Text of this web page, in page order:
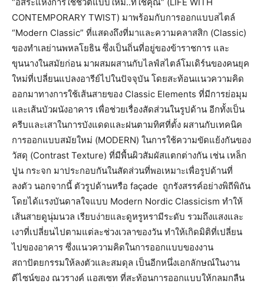
CONTEMPORARY TWIST) มาพร้อมกับการออกแบบสไตล์
“Modern Classic” ที่แสดงถึงที่มาและความคลาสสิก (Classic)
ของทำเลย่านพหลโยธิน ซึ่งเป็นถิ่นที่อยู่ของข้าราชการ และ
ขุนนางในสมัยก่อน มาผสมผสานกับไลฟ์สไตล์โมเดิร์นของคนยุค
ใหม่ที่เปลี่ยนแปลงอารีย์ไปในปัจจุบัน โดยสะท้อนแนวความคิด
ออกมาทางการใช้เส้นสายของ Classic Elements ที่มีการย่อมุม
และเส้นบัวผนังอาคาร เพื่อช่วยเรื่องสัดส่วนในรูปด้าน อีกทั้งเป็น
ครีบและเสาในการบังแดดและฝนตามทิศที่ตั้ง ผสานกับเทคนิค
การออกแบบสมัยใหม่ (MODERN) ในการใช้ความขัดแย้งกันของ
วัสดุ (Contrast Texture) ที่มีพื้นผิวสัมผัสแตกต่างกัน เช่น เหล็ก
ปูน กระจก มาประกอบกันในสัดส่วนที่พอเหมาะเพื่อรูปด้านที่
ลงตัว นอกจากนี้ ตัวรูปด้านหรือ façade ถูกรังสรรค์อย่างพิถีพิถัน
โดยได้แรงบันดาลใจแบบ Modern Nordic Classicism ทำให้
เส้นสายดูนุ่มนวล เรียบง่ายและดูหรูหรามีระดับ รวมถึงแสงและ
เงาที่เปลี่ยนไปตามแต่ละช่วงเวลาของวัน ทำให้เกิดมิติที่เปลี่ยน
ไปของอาคาร ซึ่งแนวความคิดในการออกแบบของงาน
สถาปัตยกรรมให้ลงตัวและสมดุล เป็นอีกหนึ่งเอกลักษณ์ในงาน
ดีไซน์ของ ณวรางค์ แอสเซท ที่สะท้อนการออกแบบให้กลมกลืน